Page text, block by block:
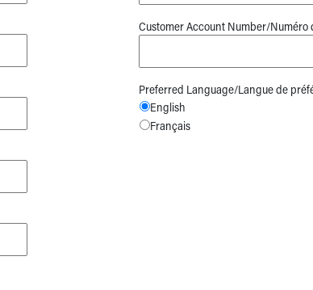
Customer Account Number/Numéro
Preferred Language/Langue de
English
Français